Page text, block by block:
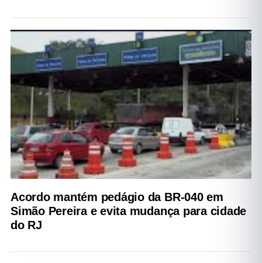
Acordo mantém pedágio da BR-040 em
Simão Pereira e evita mudança para cidade
do RJ